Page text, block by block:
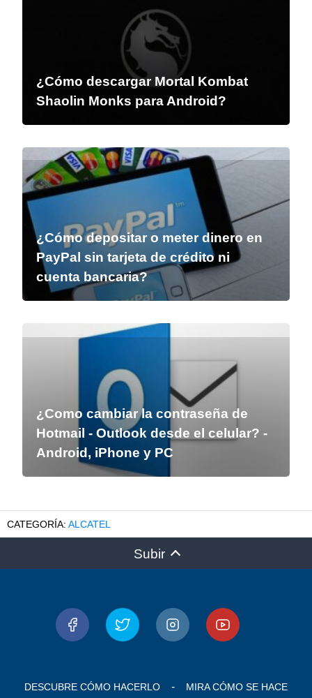
¿Cómo descargar Mortal Kombat
Shaolin Monks para Android?
¿Cómo depositar o meter dinero en
PayPal sin tarjeta de crédito ni
cuenta bancaria?
¿Como cambiar la contraseña de
Hotmail - Outlook desde el celular? -
Android, iPhone y PC
ALCATEL
Subir
DESCUBRE CÓMO HACERLO MIRA CÓMO SE HACE